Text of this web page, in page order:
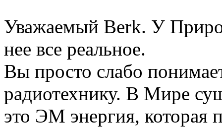
Уважаемый Berk. У
нее все реальное.
Вы просто слабо
радиотехнику. В Мире
это ЭМ энергия, которая